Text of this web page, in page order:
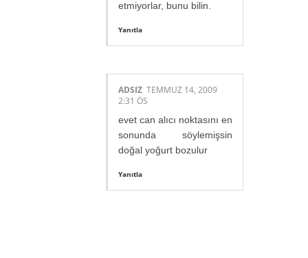
etmiyorlar, bunu bilin.
Yanıtla
ADSIZ TEMMUZ 14, 2009
2:31 ÖS
evet can alıcı noktasını en
sonunda söylemişsin
doğal yoğurt bozulur
Yanıtla